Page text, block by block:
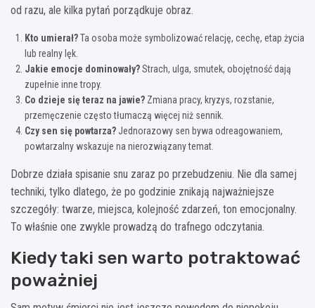
od razu, ale kilka pytań porządkuje obraz.
Kto umierał?Ta osoba może symbolizować relację, cechę, etap życia
lub realny lęk.
Jakie emocje dominowały?Strach, ulga, smutek, obojętność dają
zupełnie inne tropy.
Co dzieje się teraz na jawie? Zmiana pracy, kryzys, rozstanie,
przemęczenie często tłumaczą więcej niż sennik.
Czy sen się powtarza?Jednorazowy sen bywa odreagowaniem,
powtarzalny wskazuje na nierozwiązany temat.
Dobrze działa spisanie snu zaraz po przebudzeniu. Nie dla samej
techniki, tylko dlatego, że po godzinie znikają najważniejsze
szczegóły: twarze, miejsca, kolejność zdarzeń, ton emocjonalny.
To właśnie one zwykle prowadzą do trafnego odczytania.
Kiedy taki sen warto potraktować
poważniej